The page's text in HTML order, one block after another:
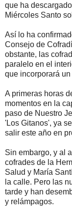
que ha
Miércoles Santo
Así lo ha
Consejo de
obstante, las
paralelo en el
que incorporará
A primeras horas
momentos en la
paso de Nuestro
'Los Gitanos', ya
salir este año en
Sin embargo, y al
cofrades de la
Salud y María
la calle. Pero las
tarde y han
y relámpagos.